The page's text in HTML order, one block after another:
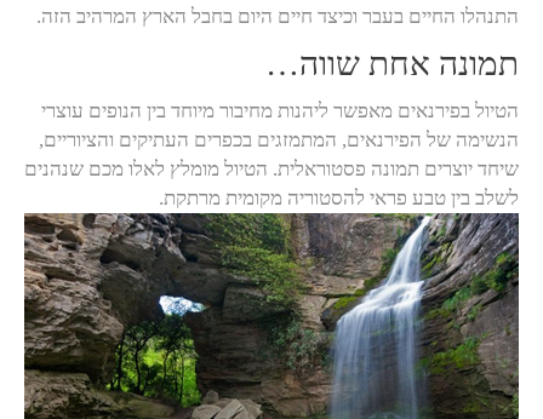
התנהלו החיים בעבר וכיצד חיים היום בחבל הארץ המרהיב הזה.
תמונה אחת שווה…
הטיול בפירנאים מאפשר ליהנות מחיבור מיוחד בין הנופים עוצרי
הנשימה של הפירנאים, המתמזגים בכפרים העתיקים והציוריים,
שיחד יוצרים תמונה פסטוראלית. הטיול מומלץ לאלו מכם שנהנים
לשלב בין טבע פראי להסטוריה מקומית מרתקת.